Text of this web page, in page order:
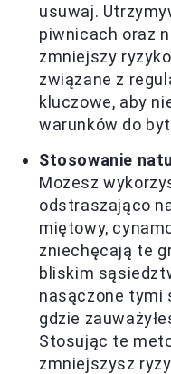
usuwaj.
piwnicach oraz
zmniejszy
związane z
kluczowe, aby
warunków do
Stosowanie
Możesz
odstraszająco
miętowy,
zniechęcają te
bliskim
nasączone tymi
gdzie
Stosując te
zmniejszysz